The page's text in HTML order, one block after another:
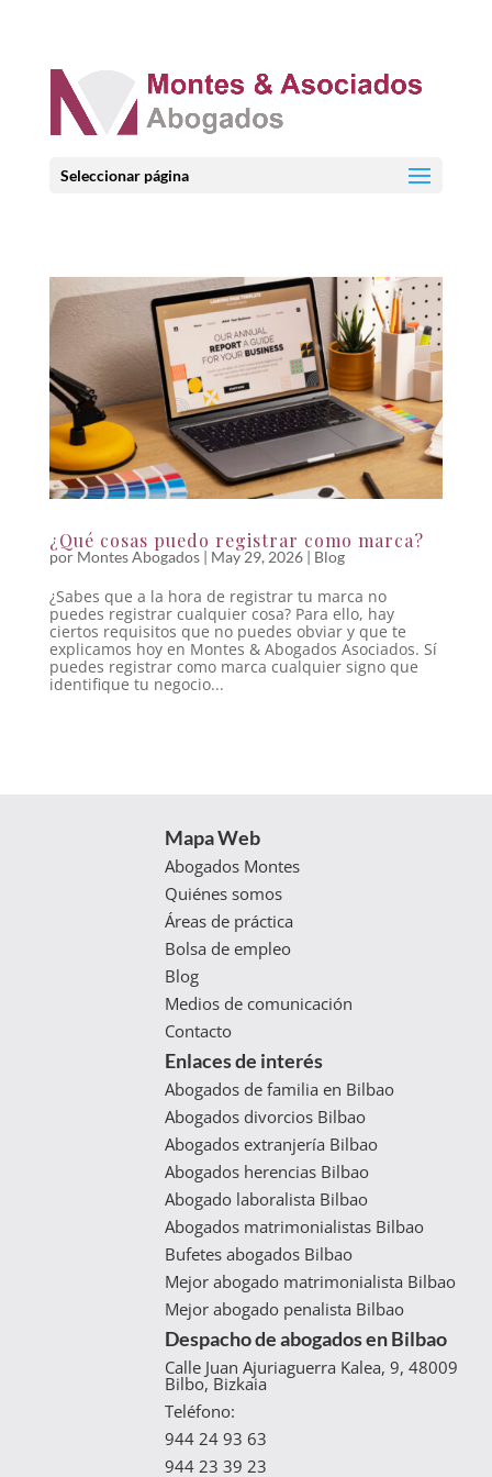
Seleccionar página
¿Qué cosas puedo registrar como marca?
por Montes Abogados| May 29, 2026| Blog
¿Sabes que a la hora de registrar tu marca no
puedes registrar cualquier cosa? Para ello, hay
ciertos requisitos que no puedes obviar y que te
explicamos hoy en Montes & Abogados Asociados. Sí
puedes registrar como marca cualquier signo que
identifique tu negocio...
Mapa Web
Abogados Montes
Quiénes somos
Áreas de práctica
Bolsa de empleo
Blog
Medios de comunicación
Contacto
Enlaces de interés
Abogados de familia en Bilbao
Abogados divorcios Bilbao
Abogados extranjería Bilbao
Abogados herencias Bilbao
Abogado laboralista Bilbao
Abogados matrimonialistas Bilbao
Bufetes abogados Bilbao
Mejor abogado matrimonialista Bilbao
Mejor abogado penalista Bilbao
Despacho de abogados en Bilbao
Calle Juan Ajuriaguerra Kalea, 9, 48009
Bilbo, Bizkaia
Teléfono:
944 24 93 63
944 23 39 23